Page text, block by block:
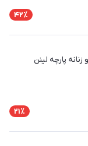
42٪
پارچه لینن
21٪